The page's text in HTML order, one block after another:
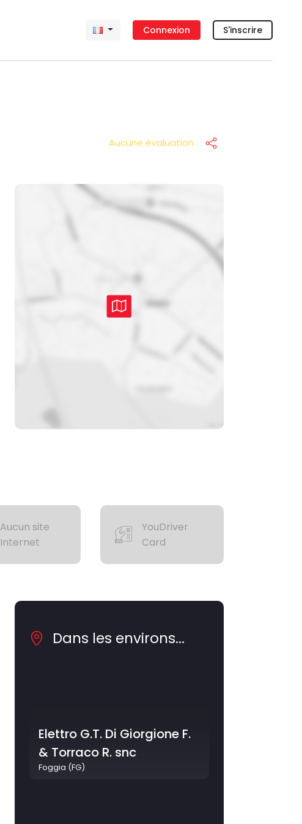
Connexion S'inscrire
Aucune évaluation
Aucun site
Internet
YouDriver
Card
Dans les environs...
Elettro G.T. Di Giorgione F.
& Torraco R. snc
Foggia (FG)